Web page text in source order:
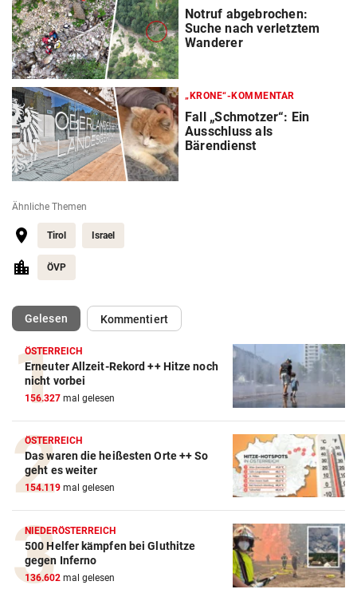
Notruf abgebrochen:
Suche nach verletztem
Wanderer
„KRONE“-KOMMENTAR
Fall „Schmotzer“: Ein
Ausschluss als
Bärendienst
Ähnliche Themen
Tirol Israel
ÖVP
Gelesen(ausgewählt)Kommentiert
ÖSTERREICH
Erneuter Allzeit-Rekord ++ Hitze noch
nicht vorbei
156.327 mal gelesen
ÖSTERREICH
Das waren die heißesten Orte ++ So
geht es weiter
154.119 mal gelesen
NIEDERÖSTERREICH
500 Helfer kämpfen bei Gluthitze
gegen Inferno
136.602 mal gelesen